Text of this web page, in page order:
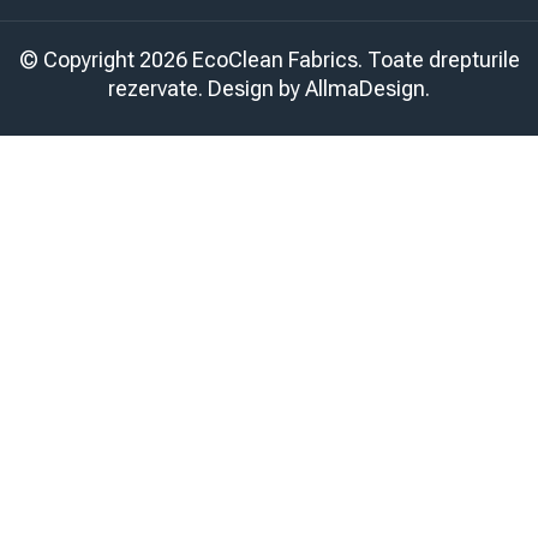
© Copyright 2026 EcoClean Fabrics. Toate drepturile
rezervate. Design byAllmaDesign.